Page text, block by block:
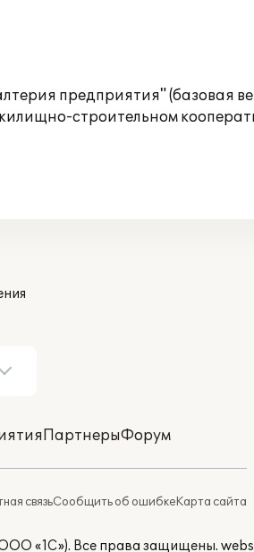
предприятия" (базовая
строительном
ПартнерыФорум
связьСообщить об ошибкеКарта сайта
«1С»). Все права защищены.